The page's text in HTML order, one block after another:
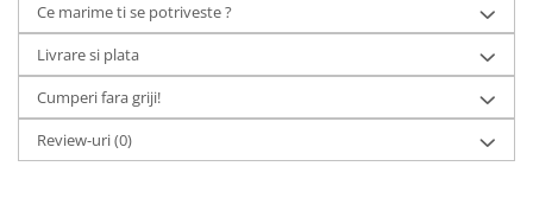
Ce marime ti se potriveste ?
Livrare si plata
Cumperi fara griji!
Review-uri(0)